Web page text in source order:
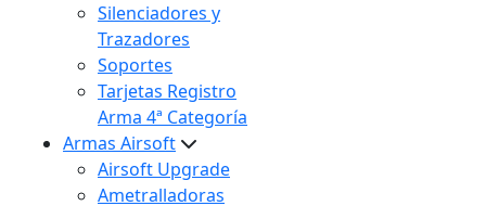
Silenciadores y
Trazadores
Soportes
Tarjetas Registro
Arma 4ª Categoría
Armas Airsoft
Airsoft Upgrade
Ametralladoras